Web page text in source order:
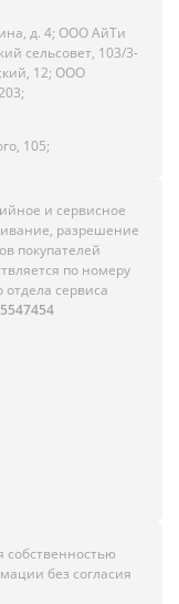
д. 4; ООО АйТи
сельсовет, 103/3-
12; ООО
105;
и сервисное
разрешение
покупателей
по номеру
отдела сервиса
собственностью
без согласия